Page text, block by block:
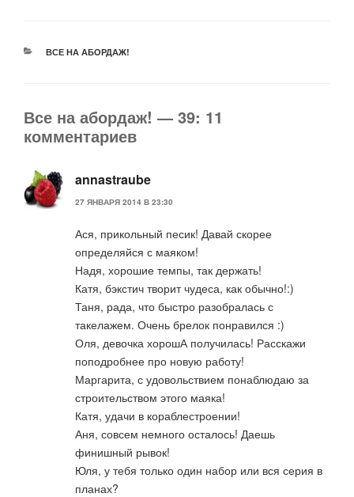
РУБРИКИ
ВСЕ НА АБОРДАЖ!
Все на абордаж! — 39: 11
комментариев
annastraube
27 ЯНВАРЯ 2014 В 23:30
Ася, прикольный песик! Давай скорее
определяйся с маяком!
Надя, хорошие темпы, так держать!
Катя, бэкстич творит чудеса, как обычно!:)
Таня, рада, что быстро разобралась с
такелажем. Очень брелок понравился :)
Оля, девочка хорошА получилась! Расскажи
поподробнее про новую работу!
Маргарита, с удовольствием понаблюдаю за
строительством этого маяка!
Катя, удачи в кораблестроении!
Аня, совсем немного осталось! Даешь
финишный рывок!
Юля, у тебя только один набор или вся серия в
планах?